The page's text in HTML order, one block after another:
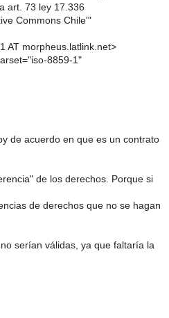
art. 73 ley 17.336
Commons Chile'"
AT morpheus.latlink.net>
8859-1"
de acuerdo en que es un contrato
de los derechos. Porque si
de derechos que no se hagan
serían válidas, ya que faltaría la